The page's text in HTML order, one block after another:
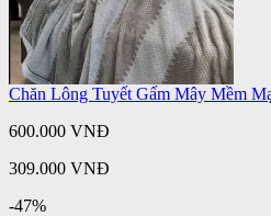
Chăn Lông Tuyết Gấm Mây Mềm
600.000 VNĐ
309.000 VNĐ
-47%